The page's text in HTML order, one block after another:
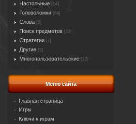
Настольные [14]
Головоломки [64]
Слова [5]
Поиск предметов [23]
Стратегии [7]
Другие [5]
Многопользовательские [13]
Меню сайта
Главная страница
Игры
Ключи к играм